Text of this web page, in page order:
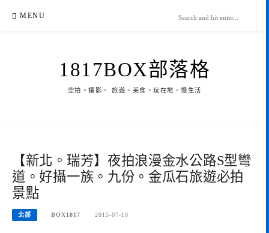
MENU
1817BOX部落格
空拍。攝影。 旅遊。美食。玩在地。慢生活
【新北。瑞芳】夜拍浪漫金水公路S型彎
道。好攝一族。九份。金瓜石旅遊必拍
景點
北部 BOX1817 2015-07-10